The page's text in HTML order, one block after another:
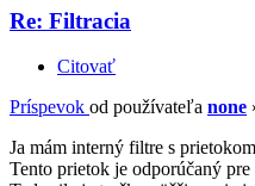
Re: Filtracia
Citovať
Príspevok od používateľa none
Ja mám interný filtre s
Tento prietok je odporúčaný